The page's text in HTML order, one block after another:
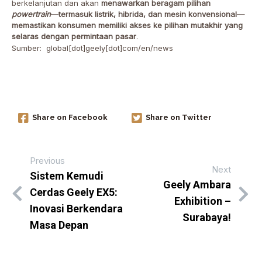
berkelanjutan dan akan menawarkan beragam pilihan
powertrain—termasuk listrik, hibrida, dan mesin konvensional—
memastikan konsumen memiliki akses ke pilihan mutakhir yang
selaras dengan permintaan pasar.
Sumber: global[dot]geely[dot]com/en/news
Share on Facebook Share on Twitter
Previous
Sistem Kemudi
Cerdas Geely EX5:
Inovasi Berkendara
Masa Depan
Next
Geely Ambara
Exhibition –
Surabaya!